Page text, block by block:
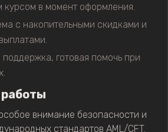
в момент оформления.
с накопительными скидками и
поддержка, готовая помочь при
внимание безопасности и
стандартов AML/CFT.